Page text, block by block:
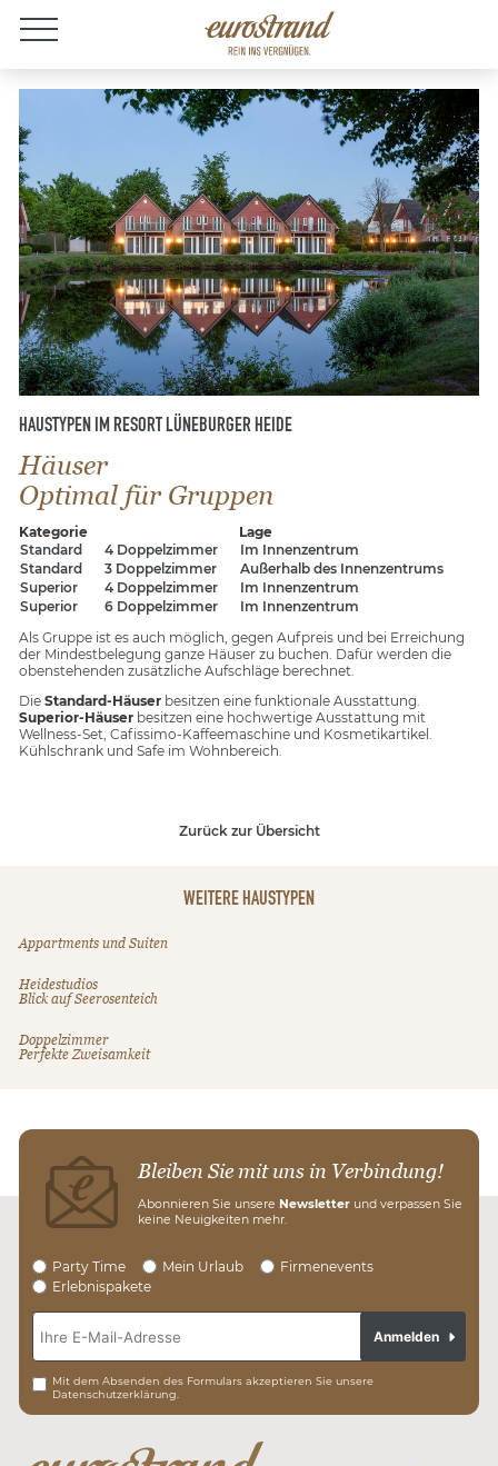
Jobs
HAUSTYPEN IM RESORT LÜNEBURGER HEIDE
Häuser
Optimal für Gruppen
Kategorie
Lage
Standard
4 Doppelzimmer
Im Innenzentrum
Standard
3 Doppelzimmer
Außerhalb des Innenzentrums
Superior
4 Doppelzimmer
Im Innenzentrum
Superior
6 Doppelzimmer
Im Innenzentrum
Als Gruppe ist es auch möglich, gegen Aufpreis und bei Erreichung
der Mindestbelegung ganze Häuser zu buchen. Dafür werden die
obenstehenden zusätzliche Aufschläge berechnet.
Die Standard-Häuser besitzen eine funktionale Ausstattung.
Superior-Häuser besitzen eine hochwertige Ausstattung mit
Wellness-Set, Cafissimo-Kaffeemaschine und Kosmetikartikel.
Kühlschrank und Safe im Wohnbereich.
Zurück zur Übersicht
WEITERE HAUSTYPEN
Appartments und Suiten
Heidestudios
Blick auf Seerosenteich
Doppelzimmer
Perfekte Zweisamkeit
Bleiben Sie mit uns in Verbindung!
Abonnieren Sie unsere Newsletter und verpassen Sie
keine Neuigkeiten mehr.
Party Time Mein Urlaub
Firmenevents
Erlebnispakete
Mit dem Absenden des Formulars akzeptieren Sie unsere
Datenschutzerklärung.
Anmelden